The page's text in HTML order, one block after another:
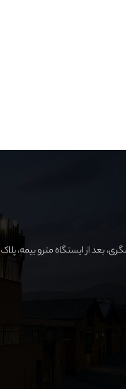
مترو بیمه، پلاک ۳۱، کارخانه نوآوری آزادی